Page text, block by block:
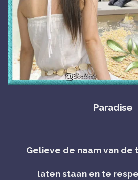
Paradise
Gelieve de naam van de
laten staan en te